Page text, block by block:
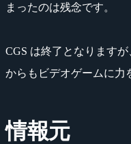
まったのは残念です。
CGS は終了となります
からもビデオゲームに力
情報元